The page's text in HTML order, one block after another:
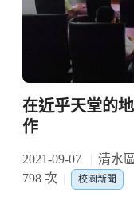
在近乎天堂的
作
2021-09-07 清水
798 次
校園新聞